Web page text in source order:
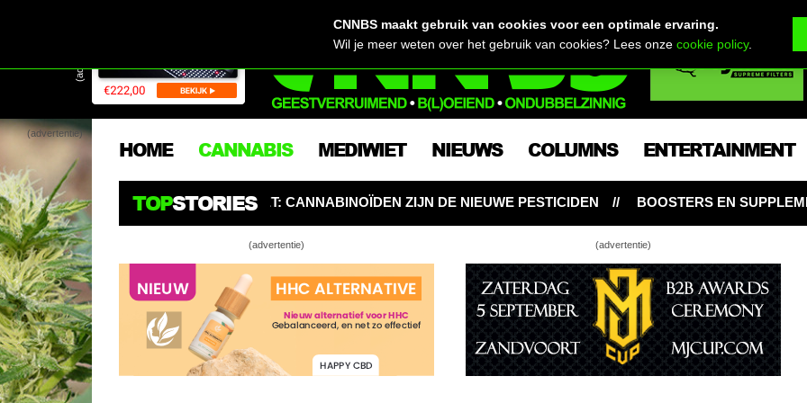
(advertentie)
(advertentie)
HOME CANNABIS MEDIWIET NIEUWS COLUMNS ENTERTAINMENT
TOPSTORIES
OPGELET: CANNABINOÏDEN ZIJN DE NIEUWE PESTICIDEN BOOSTERS EN SUPPLEMENTEN: NOODZAKELIJK
(advertentie) (advertentie)
Plantenpotten: wat is de beste pot voor wietplanten?
Kijk: een knetterstonede time lapse van Strawberry Cough
CNNBS maakt gebruik van cookies voor een optimale ervaring.
Wil je meer weten over het gebruik van cookies? Lees onzecookie policy.